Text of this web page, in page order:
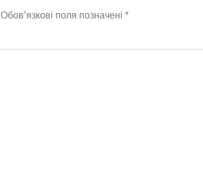
Обов’язкові поля позначені *